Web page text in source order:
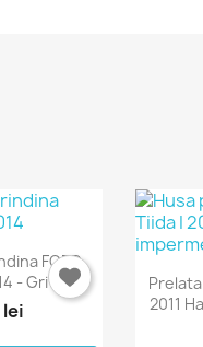
FORD
- Gri
2011